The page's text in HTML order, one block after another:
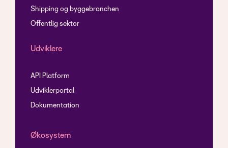
Shipping og byggebranchen
Offentlig sektor
Udviklere
API Platform
Udviklerportal
Dokumentation
Økosystem